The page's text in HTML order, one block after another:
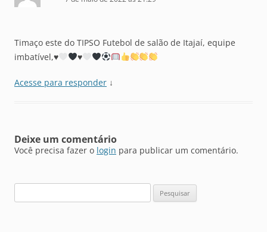
Timaço este do TIPSO Futebol de salão de Itajaí, equipe
imbatível,♥️ ♥️
Acesse para responder ↓
Deixe um comentário
Você precisa fazer o login para publicar um comentário.
por: